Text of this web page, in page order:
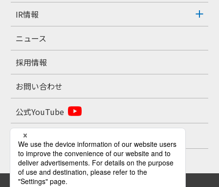
IR情報
ニュース
採用情報
お問い合わせ
公式YouTube
公式X
お問い合わせ